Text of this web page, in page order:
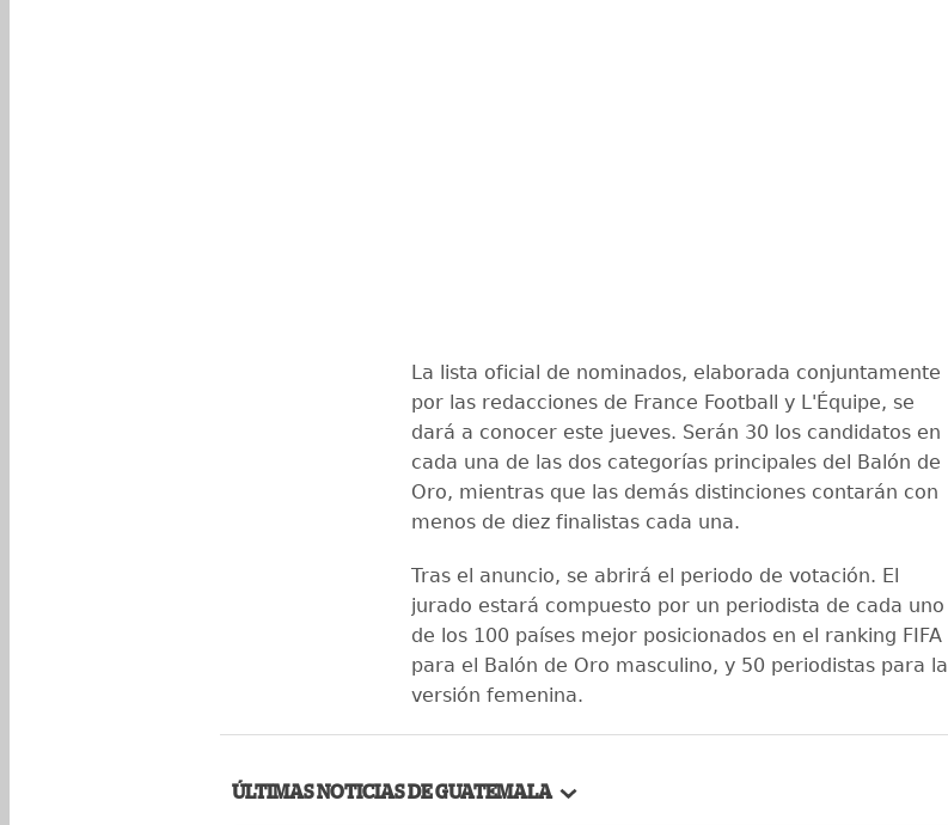
La lista oficial de nominados, elaborada conjuntamente
por las redacciones de France Football y L'Équipe, se
dará a conocer este jueves. Serán 30 los candidatos en
cada una de las dos categorías principales del Balón de
Oro, mientras que las demás distinciones contarán con
menos de diez finalistas cada una.
Tras el anuncio, se abrirá el periodo de votación. El
jurado estará compuesto por un periodista de cada uno
de los 100 países mejor posicionados en el ranking FIFA
para el Balón de Oro masculino, y 50 periodistas para la
versión femenina.
ÚLTIMAS NOTICIAS DE GUATEMALA